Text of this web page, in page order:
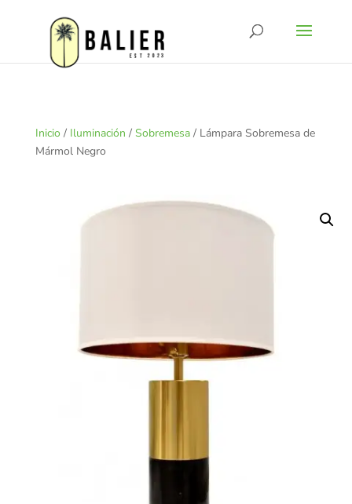
Inicio / Iluminación / Sobremesa/ Lámpara Sobremesa de
Mármol Negro